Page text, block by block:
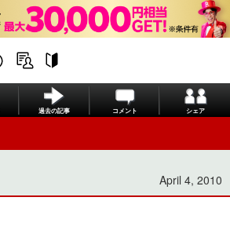
過去の記事 コメント シェア
April 4, 2010